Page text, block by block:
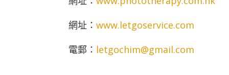
網址：www.letgoservice.com
電郵： letgochim@gmail.com